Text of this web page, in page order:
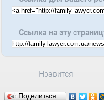
Ссылка на эту
Нравится
Поделиться…